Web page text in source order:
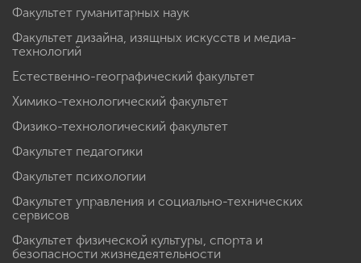
Факультет гуманитарных наук
Факультет дизайна, изящных искусств и медиа-
технологий
Естественно-географический факультет
Химико-технологический факультет
Физико-технологический факультет
Факультет педагогики
Факультет психологии
Факультет управления и социально-технических
сервисов
Факультет физической культуры, спорта и
безопасности жизнедеятельности